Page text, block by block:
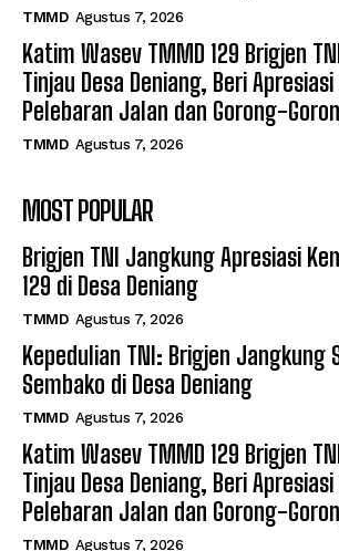
TMMD Agustus 7, 2026
Katim Wasev TMMD 129 Brigjen
Tinjau Desa Deniang, Beri
Pelebaran Jalan dan Gorong-
TMMD Agustus 7, 2026
MOST POPULAR
Brigjen TNI Jangkung Apresiasi
129 di Desa Deniang
TMMD Agustus 7, 2026
Kepedulian TNI: Brigjen Jangkung
Sembako di Desa Deniang
TMMD Agustus 7, 2026
Katim Wasev TMMD 129 Brigjen
Tinjau Desa Deniang, Beri
Pelebaran Jalan dan Gorong-
TMMD Agustus 7, 2026